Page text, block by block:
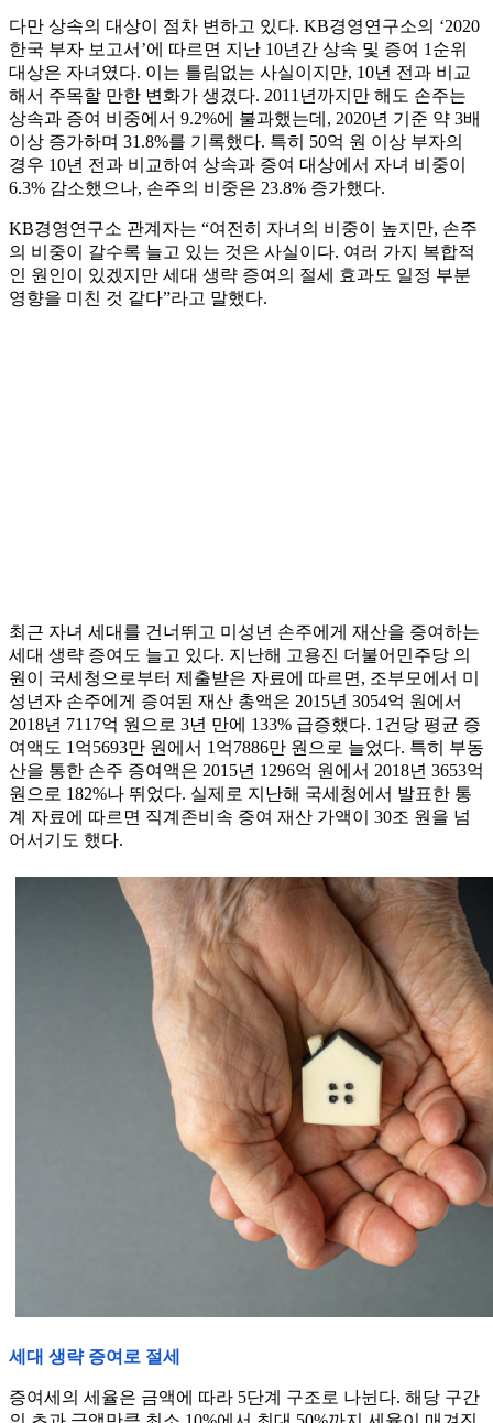
다만 상속의 대상이 점차 변하고 있다. KB경영연구소의 ‘2020
한국 부자 보고서’에 따르면 지난 10년간 상속 및 증여 1순위
대상은 자녀였다. 이는 틀림없는 사실이지만, 10년 전과 비교
해서 주목할 만한 변화가 생겼다. 2011년까지만 해도 손주는
상속과 증여 비중에서 9.2%에 불과했는데, 2020년 기준 약 3배
이상 증가하며 31.8%를 기록했다. 특히 50억 원 이상 부자의
경우 10년 전과 비교하여 상속과 증여 대상에서 자녀 비중이
6.3% 감소했으나, 손주의 비중은 23.8% 증가했다.
KB경영연구소 관계자는 “여전히 자녀의 비중이 높지만, 손주
의 비중이 갈수록 늘고 있는 것은 사실이다. 여러 가지 복합적
인 원인이 있겠지만 세대 생략 증여의 절세 효과도 일정 부분
영향을 미친 것 같다”라고 말했다.
최근 자녀 세대를 건너뛰고 미성년 손주에게 재산을 증여하는
세대 생략 증여도 늘고 있다. 지난해 고용진 더불어민주당 의
원이 국세청으로부터 제출받은 자료에 따르면, 조부모에서 미
성년자 손주에게 증여된 재산 총액은 2015년 3054억 원에서
2018년 7117억 원으로 3년 만에 133% 급증했다. 1건당 평균 증
여액도 1억5693만 원에서 1억7886만 원으로 늘었다. 특히 부동
산을 통한 손주 증여액은 2015년 1296억 원에서 2018년 3653억
원으로 182%나 뛰었다. 실제로 지난해 국세청에서 발표한 통
계 자료에 따르면 직계존비속 증여 재산 가액이 30조 원을 넘
어서기도 했다.
세대 생략 증여로 절세
증여세의 세율은 금액에 따라 5단계 구조로 나뉜다. 해당 구간